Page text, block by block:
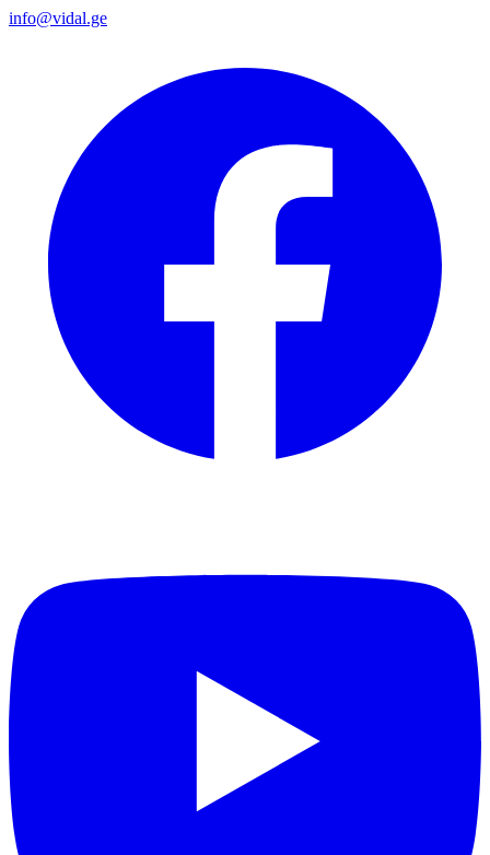
info@vidal.ge